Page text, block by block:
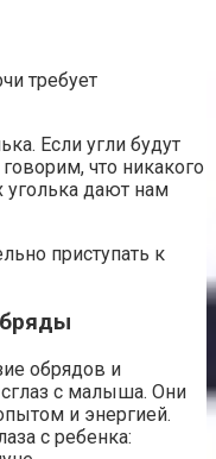
требует
Если угли будут
что никакого
уголька дают нам
приступать к
обрядов и
с малыша. Они
и энергией.
с ребенка: